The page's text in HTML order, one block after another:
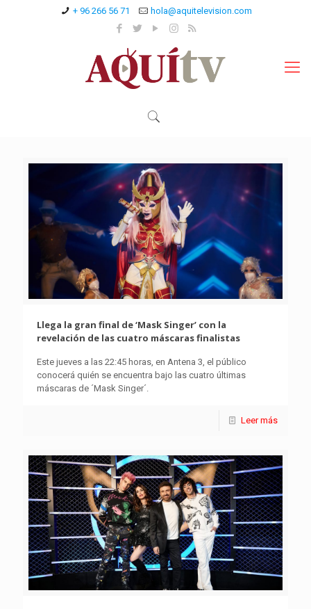
+ 96 266 56 71 hola@aquitelevision.com
Llega la gran final de ‘Mask Singer’ con la
revelación de las cuatro máscaras finalistas
Este jueves a las 22:45 horas, en Antena 3, el público
conocerá quién se encuentra bajo las cuatro últimas
máscaras de ´Mask Singer´.
Leer más